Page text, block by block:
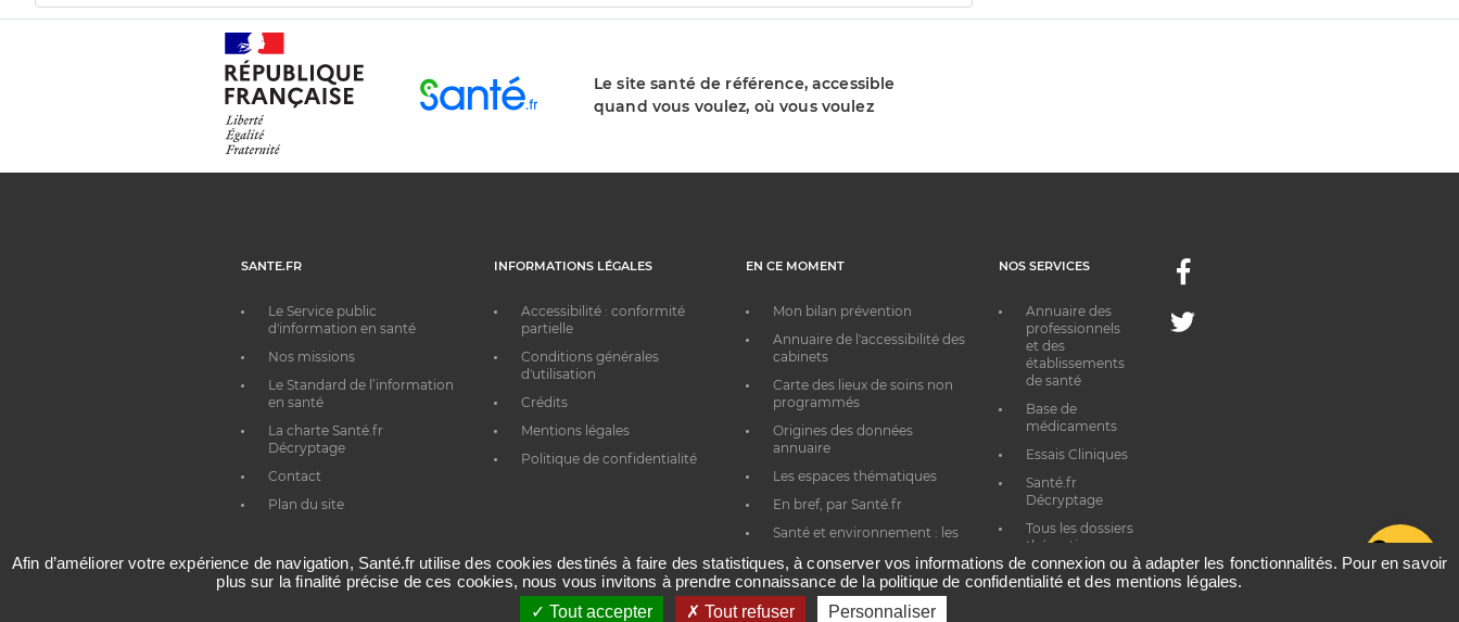
Le site santé de référence, accessible
quand vous voulez, où vous voulez
SANTE.FR
Le Service public
d'information en santé
Nos missions
Le Standard de l’information
en santé
La charte Santé.fr
Décryptage
Contact
Plan du site
INFORMATIONS LÉGALES
Accessibilité : conformité
partielle
Conditions générales
d'utilisation
Crédits
Mentions légales
Politique de confidentialité
EN CE MOMENT
Mon bilan prévention
Annuaire de l'accessibilité des
cabinets
Carte des lieux de soins non
programmés
Origines des données
annuaire
Les espaces thématiques
En bref, par Santé.fr
Santé et environnement : les
NOS SERVICES
Annuaire des
professionnels
et des
établissements
de santé
Base de
médicaments
Essais Cliniques
Santé.fr
Décryptage
Tous les dossiers
thématiques
Facebook
Twitter
Afin d’améliorer votre expérience de navigation, Santé.fr utilise des cookies destinés à faire des statistiques, à conserver vos informations de connexion ou à adapter les fonctionnalités. Pour en savoir
plus sur la finalité précise de ces cookies, nous vous invitons à prendre connaissance de la politique de confidentialité et des mentions légales.
Tout accepter
Tout refuser Personnaliser